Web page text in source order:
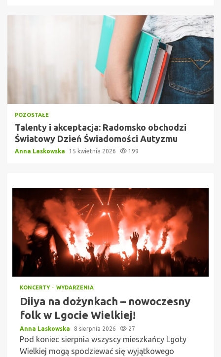
POZOSTAŁE
Talenty i akceptacja: Radomsko obchodzi
Światowy Dzień Świadomości Autyzmu
Anna Laskowska 15 kwietnia 2026 199
KONCERTY WYDARZENIA
Diiya na dożynkach – nowoczesny
folk w Lgocie Wielkiej!
Anna Laskowska 8 sierpnia 2026 27
Pod koniec sierpnia wszyscy mieszkańcy Lgoty
Wielkiej mogą spodziewać się wyjątkowego